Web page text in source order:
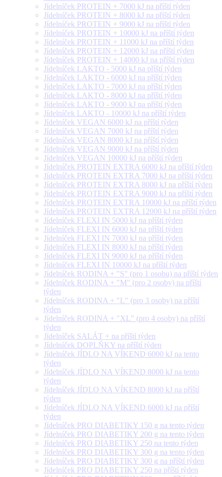
Jídelníček PROTEIN + 7000 kJ na příští týden
Jídelníček PROTEIN + 8000 kJ na příští týden
Jídelníček PROTEIN + 9000 kJ na příští týden
Jídelníček PROTEIN + 10000 kJ na příští týden
Jídelníček PROTEIN + 11000 kJ na příští týden
Jídelníček PROTEIN + 12000 kJ na příští týden
Jídelníček PROTEIN + 14000 kJ na příští týden
Jídelníček LAKTO - 5000 kJ na příští týden
Jídelníček LAKTO - 6000 kJ na příští týden
Jídelníček LAKTO - 7000 kJ na příští týden
Jídelníček LAKTO - 8000 kJ na příští týden
Jídelníček LAKTO - 9000 kJ na příští týden
Jídelníček LAKTO - 10000 kJ na příští týden
Jídelníček VEGAN 6000 kJ na příští týden
Jídelníček VEGAN 7000 kJ na příští týden
Jídelníček VEGAN 8000 kJ na příští týden
Jídelníček VEGAN 9000 kJ na příští týden
Jídelníček VEGAN 10000 kJ na příští týden
Jídelníček PROTEIN EXTRA 6000 kJ na příští týden
Jídelníček PROTEIN EXTRA 7000 kJ na příští týden
Jídelníček PROTEIN EXTRA 8000 kJ na příští týden
Jídelníček PROTEIN EXTRA 9000 kJ na příští týden
Jídelníček PROTEIN EXTRA 10000 kJ na příští týden
Jídelníček PROTEIN EXTRA 12000 kJ na příští týden
Jídelníček FLEXI IN 5000 kJ na příští týden
Jídelníček FLEXI IN 6000 kJ na příští týden
Jídelníček FLEXI IN 7000 kJ na příští týden
Jídelníček FLEXI IN 8000 kJ na příští týden
Jídelníček FLEXI IN 9000 kJ na příští týden
Jídelníček FLEXI IN 10000 kJ na příští týden
Jídelníček RODINA + "S" (pro 1 osobu) na příští týden
Jídelníček RODINA + "M" (pro 2 osoby) na příští
týden
Jídelníček RODINA + "L" (pro 3 osoby) na příští
týden
Jídelníček RODINA + "XL" (pro 4 osoby) na příští
týden
Jídelníček SALÁT + na příští týden
Jídelníček DOPLŇKY na příští týden
Jídelníček JÍDLO NA VÍKEND 6000 kJ na tento
týden
Jídelníček JÍDLO NA VÍKEND 8000 kJ na tento
týden
Jídelníček JÍDLO NA VÍKEND 8000 kJ na příští
týden
Jídelníček JÍDLO NA VÍKEND 6000 kJ na příští
týden
Jídelníček PRO DIABETIKY 150 g na tento týden
Jídelníček PRO DIABETIKY 200 g na tento týden
Jídelníček PRO DIABETIKY 250 na tento týden
Jídelníček PRO DIABETIKY 300 g na tento týden
Jídelníček PRO DIABETIKY 300 g na příští týden
Jídelníček PRO DIABETIKY 250 na příští týden